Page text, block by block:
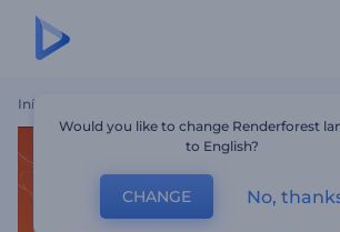
Início
Would you like to change Renderforest
to English?
CHANGE No,